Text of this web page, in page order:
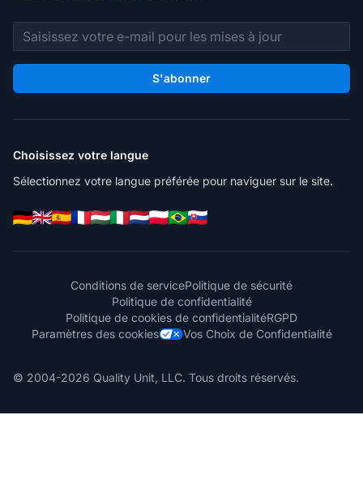
Adresse e-mail
S'abonner
Choisissez votre langue
Sélectionnez votre langue préférée pour naviguer sur le site.
Conditions de servicePolitique de sécurité
Politique de confidentialité
Politique de cookies de confidentialitéRGPD
Paramètres des cookies
Vos Choix de Confidentialité
© 2004-2026 Quality Unit, LLC. Tous droits réservés.